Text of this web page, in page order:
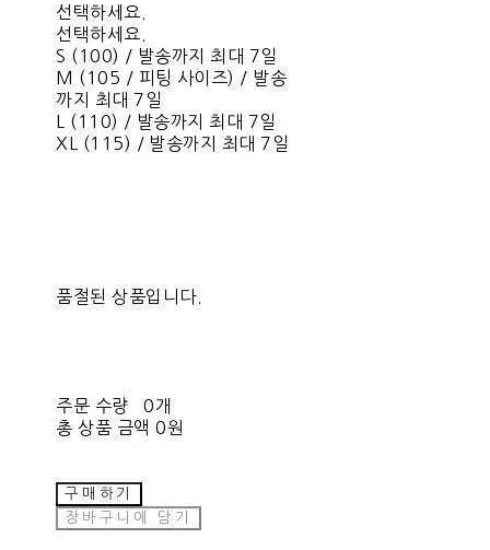
선택하세요.
선택하세요.
S (100) / 발송까지 최대 7일
M (105 / 피팅 사이즈) / 발송
까지 최대 7일
L (110) / 발송까지 최대 7일
XL (115) / 발송까지 최대 7일
품절된 상품입니다.
주문 수량
0개
총 상품 금액 0원
구매하기
장바구니에 담기